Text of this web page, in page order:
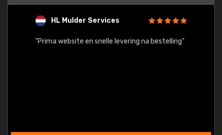
HL Mulder Services
"Prima website en snelle levering na bestelling"